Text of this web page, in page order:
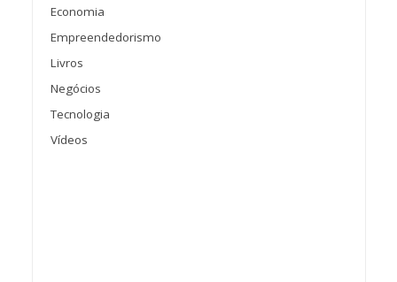
Economia
Empreendedorismo
Livros
Negócios
Tecnologia
Vídeos